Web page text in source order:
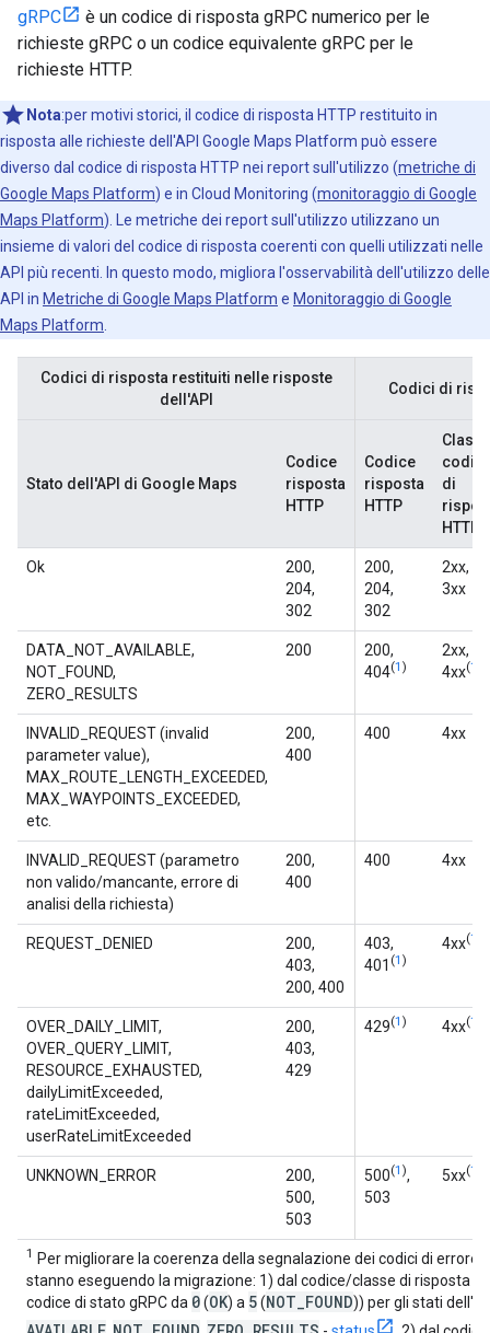
gRPC
è un codice di risposta gRPC numerico per le
richieste gRPC o un codice equivalente gRPC per le
richieste HTTP.
Nota:per motivi storici, il codice di risposta HTTP restituito in
risposta alle richieste dell'API Google Maps Platform può essere
diverso dal codice di risposta HTTP nei report sull'utilizzo (metriche di
Google Maps Platform) e in Cloud Monitoring (monitoraggio di Google
Maps Platform). Le metriche dei report sull'utilizzo utilizzano un
insieme di valori del codice di risposta coerenti con quelli utilizzati nelle
API più recenti. In questo modo, migliora l'osservabilità dell'utilizzo delle
API in Metriche di Google Maps Platform e Monitoraggio di Google
Maps Platform
Codici di risposta restituiti nelle risposte
dell'API
Codici di
Stato dell'API di Google Maps
Codice
risposta
HTTP
Codice
risposta
HTTP
Classe
di
HTTP
Ok
200,
204,
302
200,
204,
302
2xx,
3xx
DATA_NOT_AVAILABLE,
NOT_FOUND,
ZERO_RESULTS
200
200,
404(1 )
2xx,
4xx(1
INVALID_REQUEST (invalid
parameter value),
MAX_ROUTE_LENGTH_EXCEEDED,
MAX_WAYPOINTS_EXCEEDED,
etc.
200,
400
400 4xx
INVALID_REQUEST (parametro
non valido/mancante, errore di
analisi della richiesta)
200,
400
400 4xx
REQUEST_DENIED
200,
403,
200, 400
403,
401 (1 )
4xx(1
OVER_DAILY_LIMIT,
OVER_QUERY_LIMIT,
RESOURCE_EXHAUSTED,
dailyLimitExceeded,
rateLimitExceeded,
userRateLimitExceeded
200,
403,
429
429(1 ) 4xx(1
UNKNOWN_ERROR
200,
500,
503
500(1 ),
503
5xx(1
1 Per migliorare la coerenza della segnalazione dei codici di errore,
stanno eseguendo la migrazione: 1) dal codice/classe di risposta
codice di stato gRPC da 0(OK) a 5(NOT FOUND)) per gli stati